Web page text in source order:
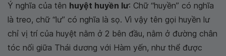
Ý nghĩa của tên huyệt huyền lư: Chữ “huyền” có nghĩa
là treo, chữ “lư” có nghĩa là sọ. Vì vậy tên gọi huyền lư
chỉ vị trí của huyệt nằm ở 2 bên đầu, nằm ở đường chân
tóc nối giữa Thái dương với Hàm yến, như thể được